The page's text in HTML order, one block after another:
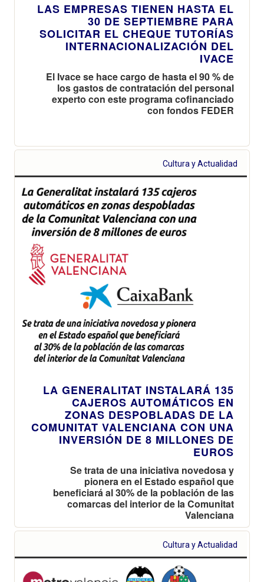
LAS EMPRESAS TIENEN HASTA EL
30 DE SEPTIEMBRE PARA
SOLICITAR EL CHEQUE TUTORÍAS
INTERNACIONALIZACIÓN DEL
IVACE
El Ivace se hace cargo de hasta el 90 % de
los gastos de contratación del personal
experto con este programa cofinanciado
con fondos FEDER
Cultura y Actualidad
LA GENERALITAT INSTALARÁ 135
CAJEROS AUTOMÁTICOS EN
ZONAS DESPOBLADAS DE LA
COMUNITAT VALENCIANA CON UNA
INVERSIÓN DE 8 MILLONES DE
EUROS
Se trata de una iniciativa novedosa y
pionera en el Estado español que
beneficiará al 30% de la población de las
comarcas del interior de la Comunitat
Valenciana
Cultura y Actualidad